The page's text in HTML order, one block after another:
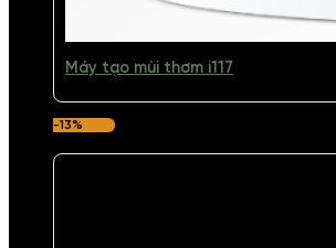
Máy tạo mùi thơm i117
-13%